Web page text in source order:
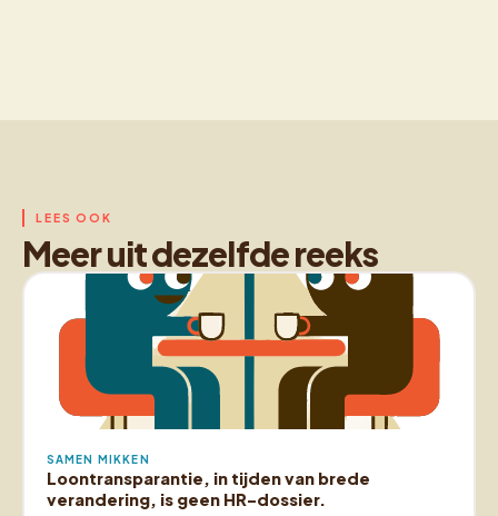
LEES OOK
Meer uit dezelfde reeks
SAMEN MIKKEN
Loontransparantie, in tijden van brede
verandering, is geen HR-dossier.